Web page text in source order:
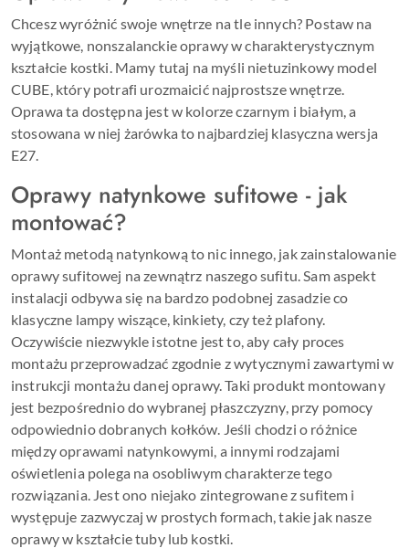
Chcesz wyróżnić swoje wnętrze na tle innych? Postaw na
wyjątkowe, nonszalanckie oprawy w charakterystycznym
kształcie kostki. Mamy tutaj na myśli nietuzinkowy model
CUBE, który potrafi urozmaicić najprostsze wnętrze.
Oprawa ta dostępna jest w kolorze czarnym i białym, a
stosowana w niej żarówka to najbardziej klasyczna wersja
E27.
Oprawy natynkowe sufitowe - jak
montować?
Montaż metodą natynkową to nic innego, jak zainstalowanie
oprawy sufitowej na zewnątrz naszego sufitu. Sam aspekt
instalacji odbywa się na bardzo podobnej zasadzie co
klasyczne lampy wiszące, kinkiety, czy też plafony.
Oczywiście niezwykle istotne jest to, aby cały proces
montażu przeprowadzać zgodnie z wytycznymi zawartymi w
instrukcji montażu danej oprawy. Taki produkt montowany
jest bezpośrednio do wybranej płaszczyzny, przy pomocy
odpowiednio dobranych kołków. Jeśli chodzi o różnice
między oprawami natynkowymi, a innymi rodzajami
oświetlenia polega na osobliwym charakterze tego
rozwiązania. Jest ono niejako zintegrowane z sufitem i
występuje zazwyczaj w prostych formach, takie jak nasze
oprawy w kształcie tuby lub kostki.